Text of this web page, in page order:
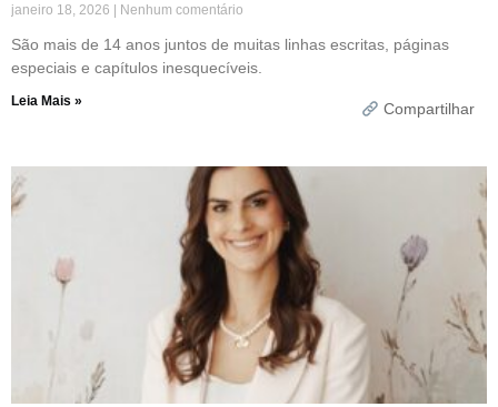
janeiro 18, 2026 Nenhum comentário
São mais de 14 anos juntos de muitas linhas escritas, páginas
especiais e capítulos inesquecíveis.
Leia Mais » Compartilhar